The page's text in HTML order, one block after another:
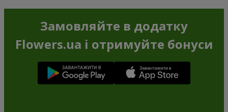
Замовляйте в додатку
Flowers.ua і отримуйте бонуси